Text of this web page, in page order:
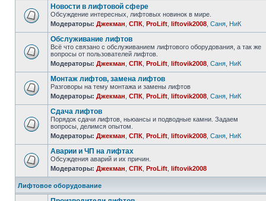
Новости в лифтовой сфере
Обсуждение интересных, лифтовых новинок в мире.
Модераторы: Джекман СПК ProLift liftovik2008 Саня НиК
Обслуживание лифтов
Всё что связано с обслуживанием лифтового оборудования, а так же
вопросы от пользователей лифтов.
Модераторы: Джекман СПК ProLift liftovik2008 Саня НиК
Монтаж лифтов, замена лифтов
Разговоры на тему монтажа и замены лифтов
Модераторы: Джекман СПК ProLift liftovik2008 Саня НиК
Сдача лифтов
Порядок сдачи лифтов, ньюансы и подводные камни. Задаем
вопросы, делимся опытом.
Модераторы: Джекман СПК ProLift liftovik2008 Саня НиК
Аварии и ЧП на лифтах
Обсуждения аварий и их причин.
Модераторы: Джекман СПК ProLift liftovik2008
Лифтовое оборудование